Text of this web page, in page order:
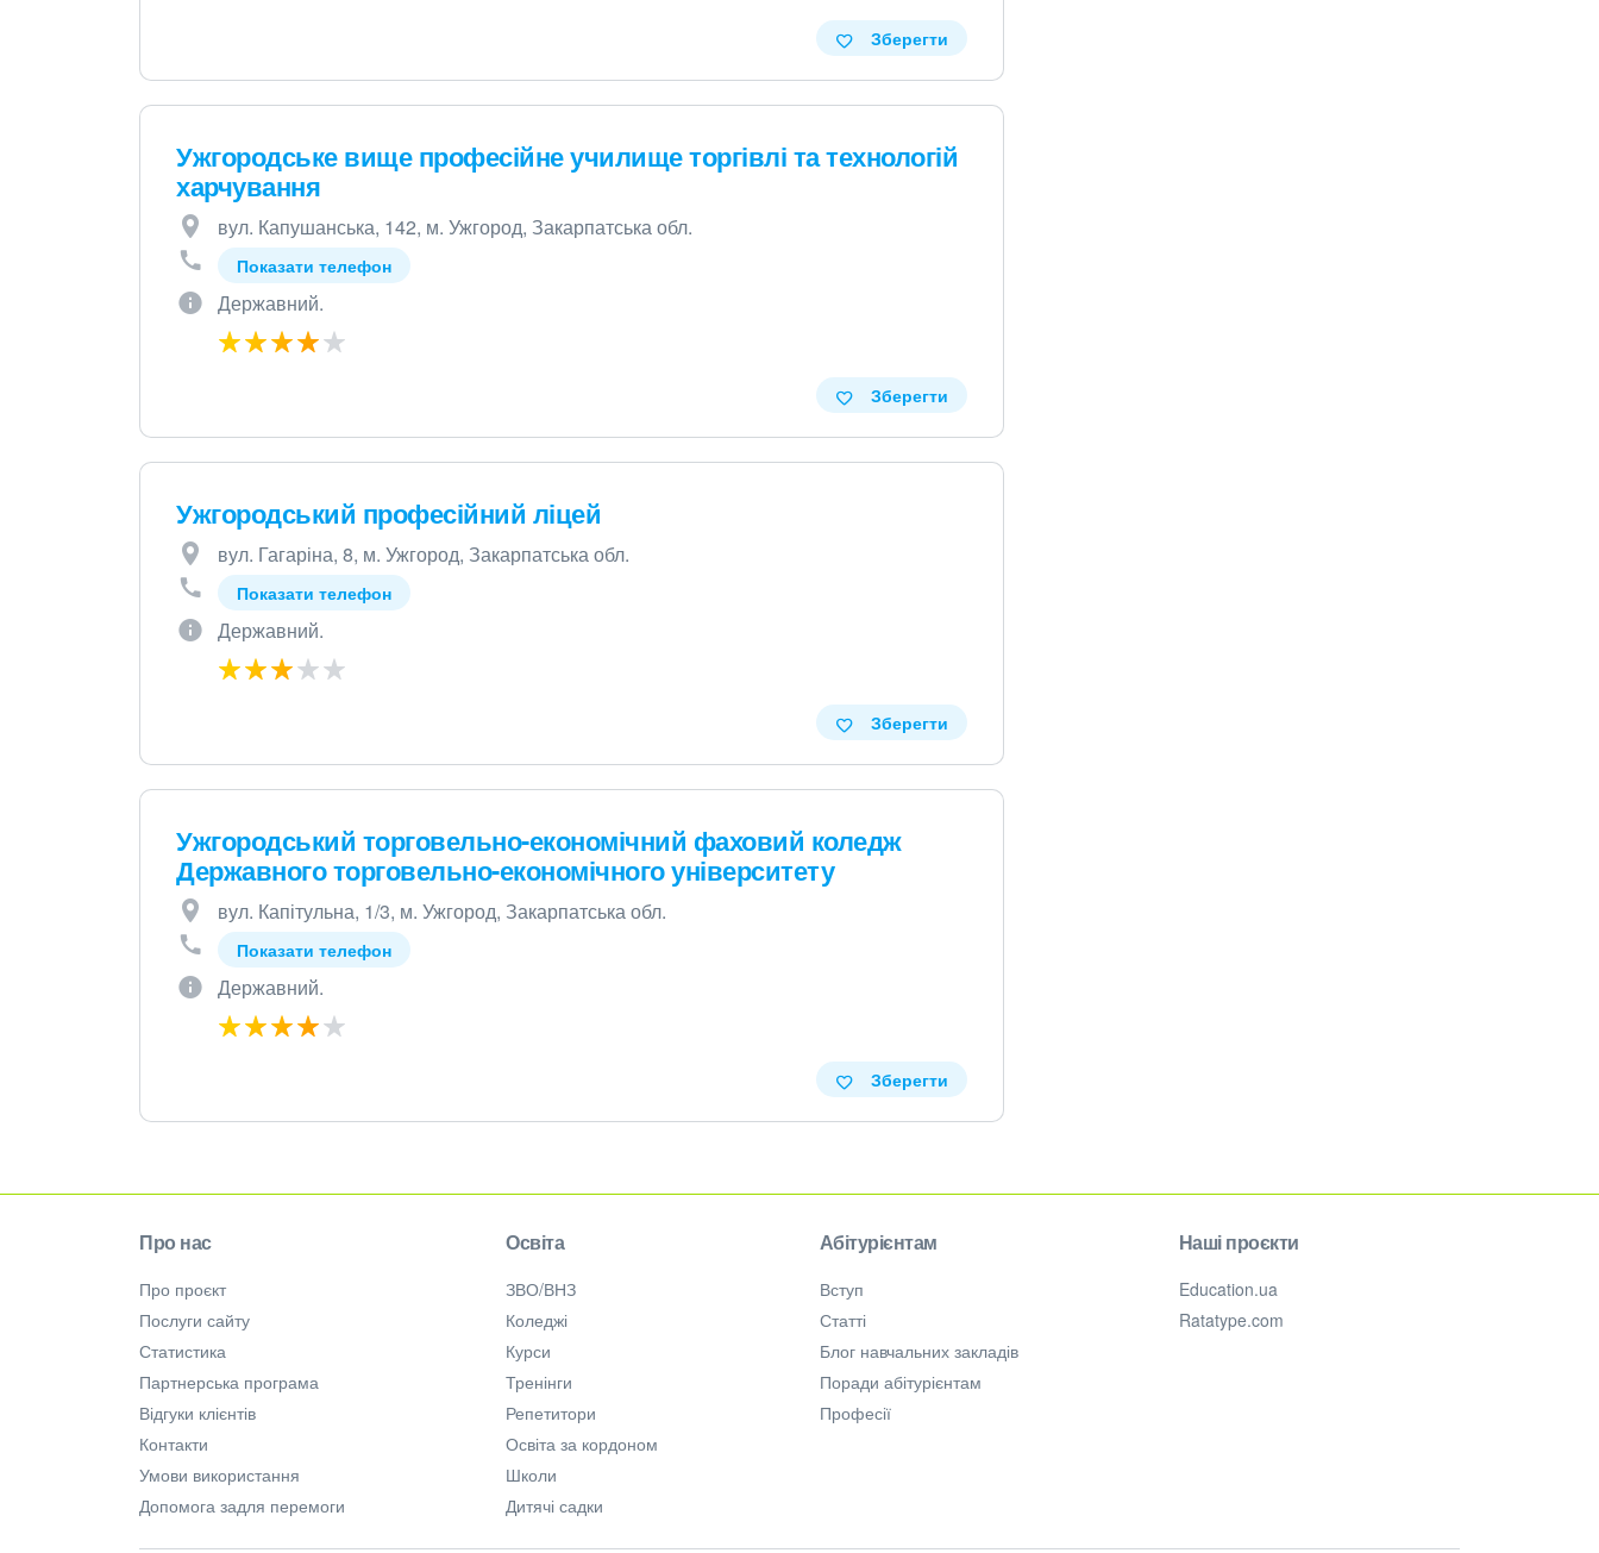
Зберегти
Ужгородське вище професійне училище торгівлі та технологій
харчування
вул. Капушанська, 142, м. Ужгород, Закарпатська обл.
Показати телефон
Державний.
Зберегти
Ужгородський професійний ліцей
вул. Гагаріна, 8, м. Ужгород, Закарпатська обл.
Показати телефон
Державний.
Зберегти
Ужгородський торговельно-економічний фаховий коледж
Державного торговельно-економічного університету
вул. Капітульна, 1/3, м. Ужгород, Закарпатська обл.
Показати телефон
Державний.
Зберегти
Про нас
Про проєкт
Послуги сайту
Статистика
Партнерська програма
Відгуки клієнтів
Контакти
Умови використання
Допомога задля перемоги
Освіта
ЗВО/ВНЗ
Коледжі
Курси
Тренінги
Репетитори
Освіта за кордоном
Школи
Дитячі садки
Абітурієнтам
Вступ
Статті
Блог навчальних закладів
Поради абітурієнтам
Професії
Наші проєкти
Education.ua
Ratatype.com